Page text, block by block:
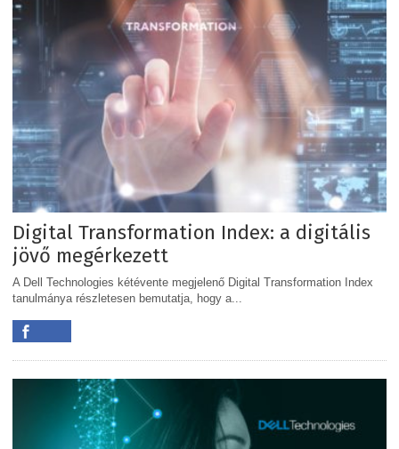
Digital Transformation Index: a digitális
jövő megérkezett
A Dell Technologies kétévente megjelenő Digital Transformation Index
tanulmánya részletesen bemutatja, hogy a...